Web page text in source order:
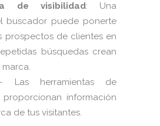
de visibilidad: Una
buscador puede ponerte
prospectos de clientes en
búsquedas crean
Las herramientas de
información
de tus visitantes.